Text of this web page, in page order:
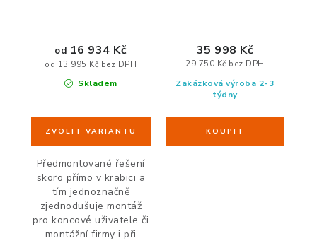
Skladem
od 13 995 Kč bez DPH
od 16 934 Kč
Předmontované řešení
skoro přímo v krabici a
tím jednoznačně
zjednodušuje montáž
pro koncové uživatele či
montážní firmy i při
Zakázková výroba 2-3
týdny
29 750 Kč bez DPH
35 998 Kč